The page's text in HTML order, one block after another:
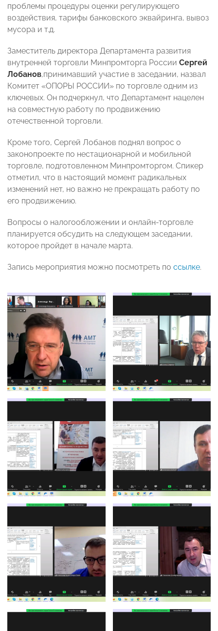
проблемы процедуры оценки регулирующего
воздействия, тарифы банковского эквайринга, вывоз
мусора и т.д.
Заместитель директора Департамента развития
внутренней торговли Минпромторга России Сергей
Лобанов,принимавший участие в заседании, назвал
Комитет «ОПОРЫ РОССИИ» по торговле одним из
ключевых. Он подчеркнул, что Департамент нацелен
на совместную работу по продвижению
отечественной торговли.
Кроме того, Сергей Лобанов поднял вопрос о
законопроекте по нестационарной и мобильной
торговле, подготовленном Минпромторгом. Спикер
отметил, что в настоящий момент радикальных
изменений нет, но важно не прекращать работу по
его продвижению.
Вопросы о налогообложении и онлайн-торговле
планируется обсудить на следующем заседании,
которое пройдет в начале марта.
Запись мероприятия можно посмотреть по ссылке.